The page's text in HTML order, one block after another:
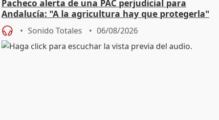
Pacheco alerta de una PAC perjudicial para
Andalucía: "A la agricultura hay que protegerla"
Sonido Totales 06/08/2026